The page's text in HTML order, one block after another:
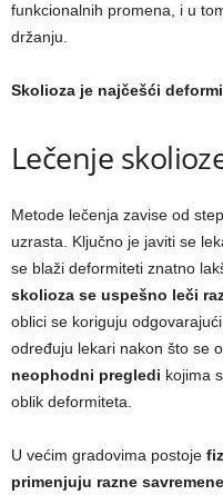
funkcionalnih promena, i u
držanju.
Skolioza je najčešći
Lečenje
Metode lečenja zavise od
uzrasta. Ključno je javiti se
se blaži deformiteti znatno
skolioza se uspešno leči
oblici se koriguju
određuju lekari nakon što se
neophodni pregledi kojima
oblik deformiteta.
U većim gradovima postoje
primenjuju razne